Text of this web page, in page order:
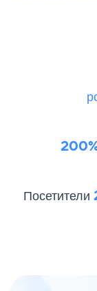
Посетители